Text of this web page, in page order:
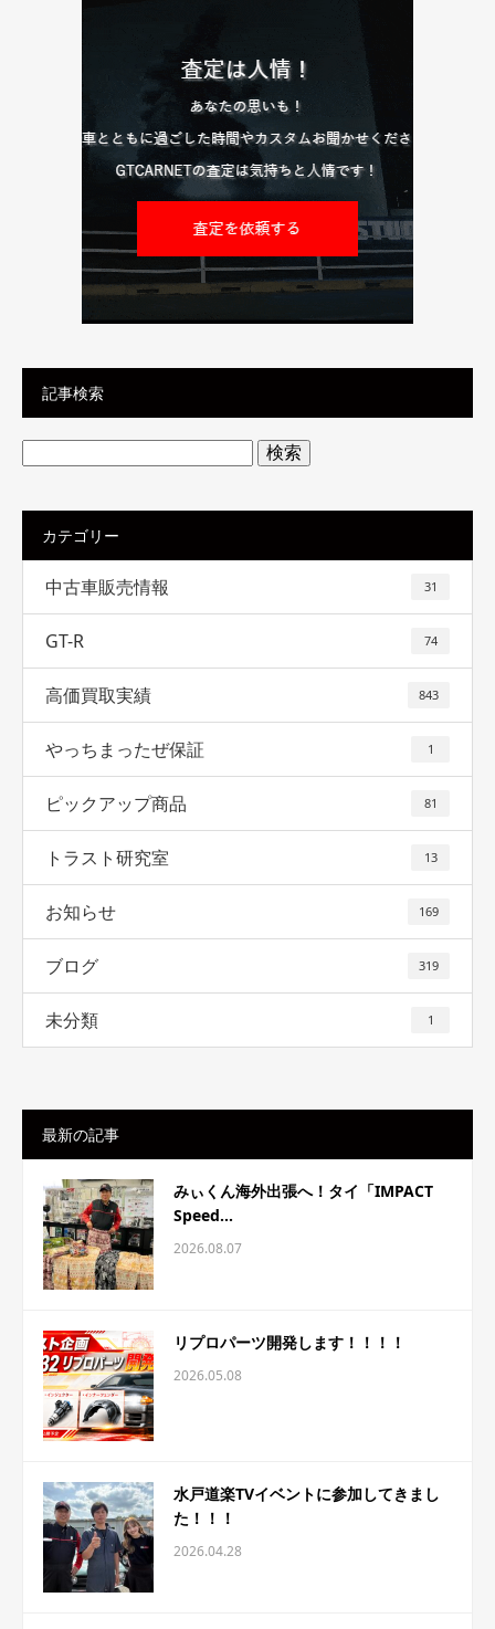
記事検索
検
索:
カテゴリー
中古車販売情報 31
GT-R 74
高価買取実績 843
やっちまったぜ保証 1
ピックアップ商品 81
トラスト研究室 13
お知らせ 169
ブログ 319
未分類 1
最新の記事
みぃくん海外出張へ！タイ「IMPACT
Speed...
2026.08.07
リプロパーツ開発します！！！！
2026.05.08
水戸道楽TVイベントに参加してきまし
た！！！
2026.04.28